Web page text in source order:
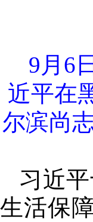
9月6
近平在
尔滨尚
习近
生活保